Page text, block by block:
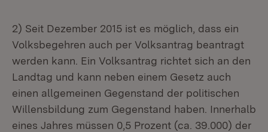
2) Seit Dezember 2015 ist es möglich, dass ein
Volksbegehren auch per Volksantrag beantragt
werden kann. Ein Volksantrag richtet sich an den
Landtag und kann neben einem Gesetz auch
einen allgemeinen Gegenstand der politischen
Willensbildung zum Gegenstand haben. Innerhalb
eines Jahres müssen 0,5 Prozent (ca. 39.000) der